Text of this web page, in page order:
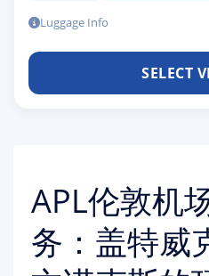
Luggage Info
SELECT
APL伦敦机
务：盖特威